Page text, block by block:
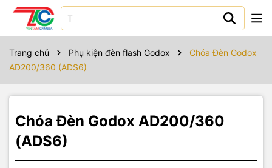
Trang chủ Phụ kiện đèn flash Godox
Chóa Đèn Godox
AD200/360 (ADS6)
Chóa Đèn Godox AD200/360
(ADS6)
Sản phẩm bao gồm